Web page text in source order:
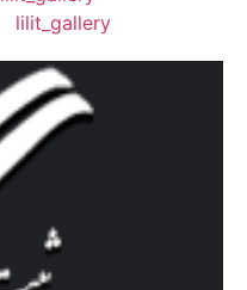
lilit_gallery